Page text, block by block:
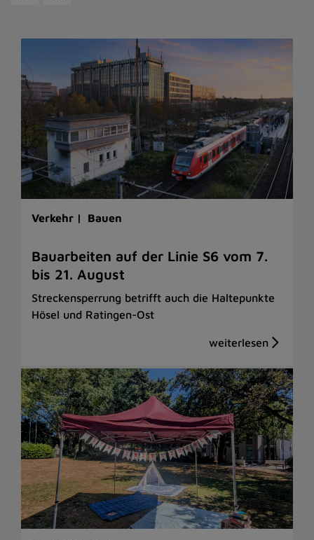
Verkehr | Bauen
Bauarbeiten auf der Linie S6 vom 7.
bis 21. August
Streckensperrung betrifft auch die Haltepunkte
Hösel und Ratingen-Ost